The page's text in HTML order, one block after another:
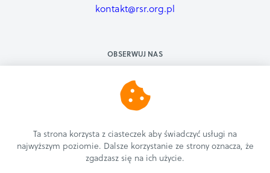
kontakt@rsr.org.pl
OBSERWUJ NAS
COPYRIGHT © 2019 | RZESZOWSKIE STOWARZYSZENIE ROLKOWE
Ta strona korzysta z ciasteczek aby świadczyć usługi na
najwyższym poziomie. Dalsze korzystanie ze strony oznacza, że
zgadzasz się na ich użycie.